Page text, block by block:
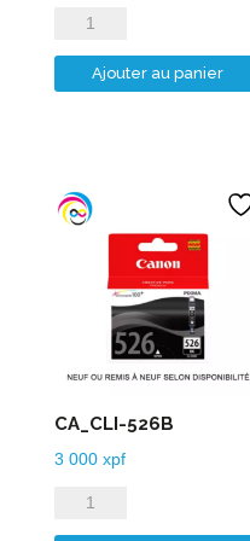
quantité
de
CA_CLI-
Ajouter au panier
CA_CLI-526B
3 000 xpf
quantité
de